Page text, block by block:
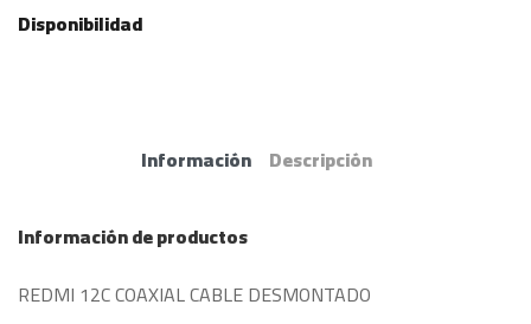
Disponibilidad
Información Descripción
Información de productos
REDMI 12C COAXIAL CABLE DESMONTADO